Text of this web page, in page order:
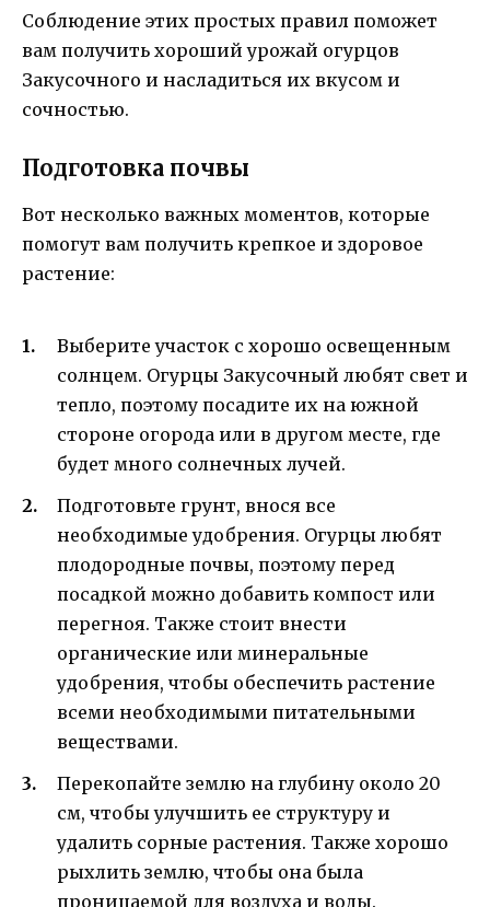
Соблюдение этих простых правил поможет
вам получить хороший урожай огурцов
Закусочного и насладиться их вкусом и
сочностью.
Подготовка почвы
Вот несколько важных моментов, которые
помогут вам получить крепкое и здоровое
растение:
Выберите участок с хорошо освещенным
солнцем. Огурцы Закусочный любят свет и
тепло, поэтому посадите их на южной
стороне огорода или в другом месте, где
будет много солнечных лучей.
Подготовьте грунт, внося все
необходимые удобрения. Огурцы любят
плодородные почвы, поэтому перед
посадкой можно добавить компост или
перегноя. Также стоит внести
органические или минеральные
удобрения, чтобы обеспечить растение
всеми необходимыми питательными
веществами.
Перекопайте землю на глубину около 20
см, чтобы улучшить ее структуру и
удалить сорные растения. Также хорошо
рыхлить землю, чтобы она была
проницаемой для воздуха и воды.